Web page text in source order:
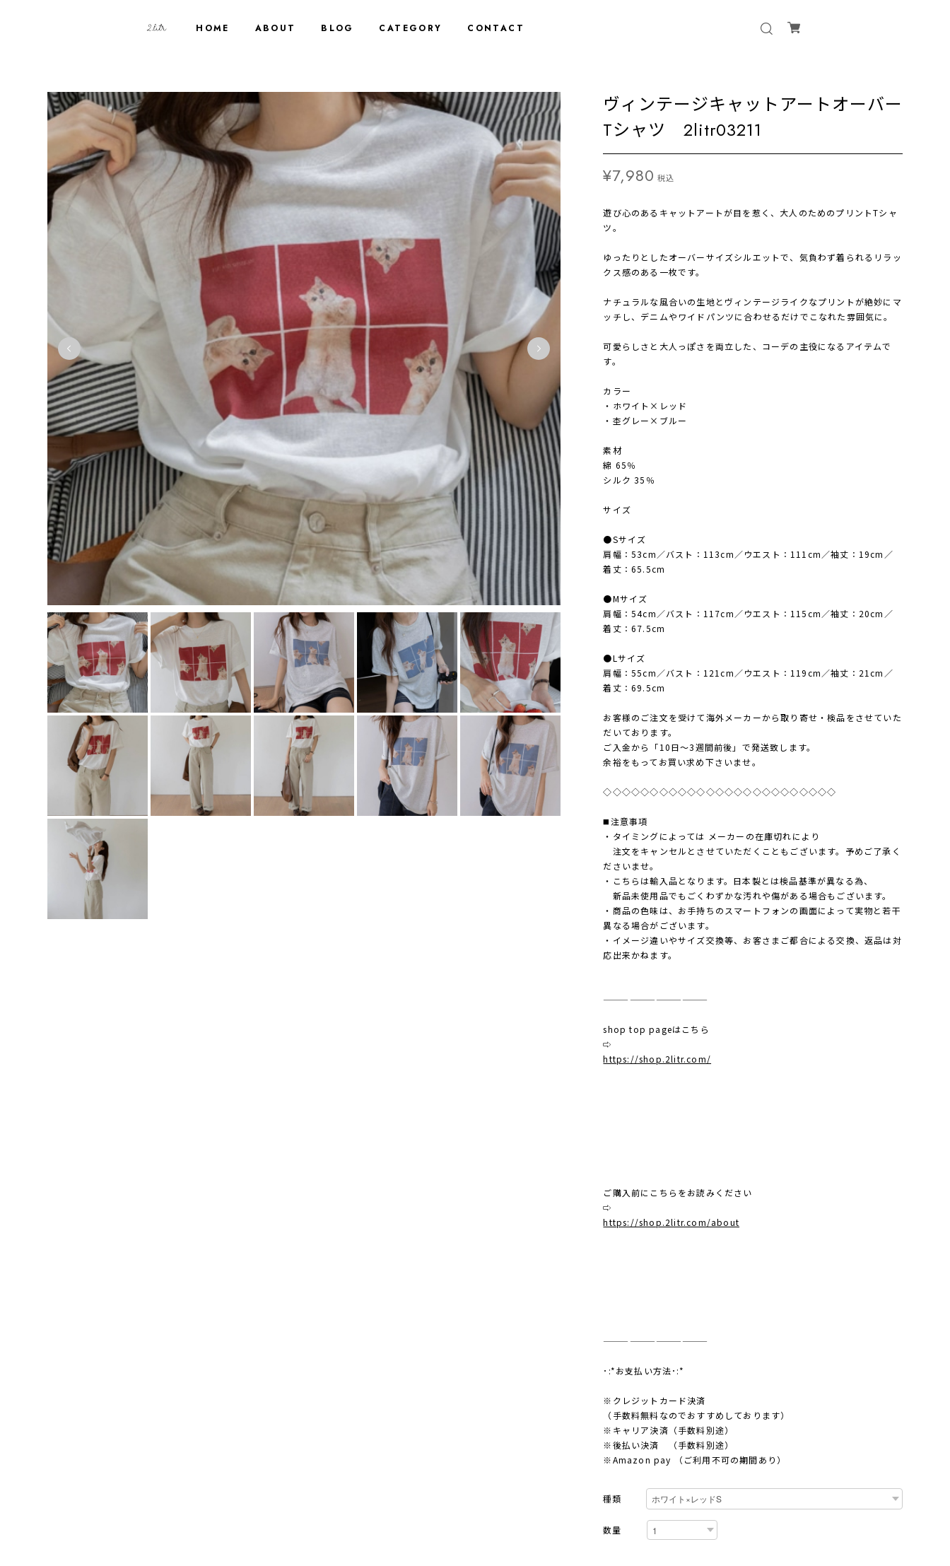
HOME ABOUT BLOG CATEGORY CONTACT
ヴィンテージキャットアートオーバー
Tシャツ 2litr03211
¥7,980 税込
遊び心のあるキャットアートが目を惹く、大人のためのプリントTシャ
ツ。
ゆったりとしたオーバーサイズシルエットで、気負わず着られるリラッ
クス感のある一枚です。
ナチュラルな風合いの生地とヴィンテージライクなプリントが絶妙にマ
ッチし、デニムやワイドパンツに合わせるだけでこなれた雰囲気に。
可愛らしさと大人っぽさを両立した、コーデの主役になるアイテムで
す。
カラー
・ホワイト×レッド
・杢グレー×ブルー
素材
綿 65％
シルク 35％
サイズ
●Sサイズ
肩幅：53cm／バスト：113cm／ウエスト：111cm／袖丈：19cm／
着丈：65.5cm
●Mサイズ
肩幅：54cm／バスト：117cm／ウエスト：115cm／袖丈：20cm／
着丈：67.5cm
●Lサイズ
肩幅：55cm／バスト：121cm／ウエスト：119cm／袖丈：21cm／
着丈：69.5cm
お客様のご注文を受けて海外メーカーから取り寄せ・検品をさせていた
だいております。
ご入金から「10日～3週間前後」で発送致します。
余裕をもってお買い求め下さいませ。
◇◇◇◇◇◇◇◇◇◇◇◇◇◇◇◇◇◇◇◇◇◇◇◇◇
◼️注意事項
・タイミングによっては メーカーの在庫切れにより
注文をキャンセルとさせていただくこともございます。予めご了承く
ださいませ。
・こちらは輸入品となります。日本製とは検品基準が異なる為、
新品未使用品でもごくわずかな汚れや傷がある場合もございます。
・商品の色味は、お手持ちのスマートフォンの画面によって実物と若干
異なる場合がございます。
・イメージ違いやサイズ交換等、お客さまご都合による交換、返品は対
応出来かねます。
————————————
shop top pageはこちら
⇨
https://shop.2litr.com/
ご購入前にこちらをお読みください
⇨
https://shop.2litr.com/about
————————————
･:*お支払い方法･:*
※クレジットカード決済
（手数料無料なのでおすすめしております）
※キャリア決済（手数料別途）
※後払い決済 （手数料別途）
※Amazon pay （ご利用不可の期間あり）
種類
数量